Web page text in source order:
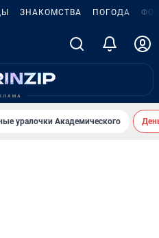
ЗНАКОМСТВА ПОГОДА
уралочки Академического